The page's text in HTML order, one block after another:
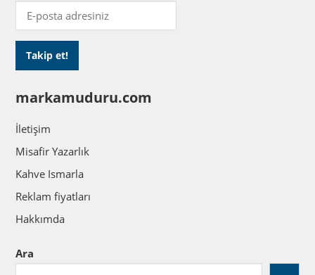
markamuduru.com
İletişim
Misafir Yazarlık
Kahve Ismarla
Reklam fiyatları
Hakkımda
Ara